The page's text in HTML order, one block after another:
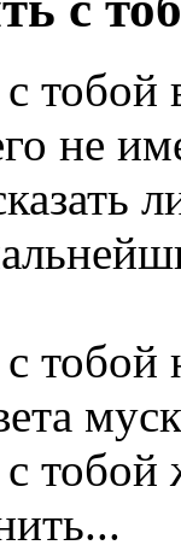
тобой
не
тобой
тобой